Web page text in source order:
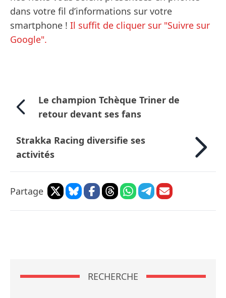
dans votre fil d’informations sur votre
smartphone ! Il suffit de cliquer sur "Suivre sur
Google".
Le champion Tchèque Triner de
retour devant ses fans
Strakka Racing diversifie ses
activités
Partage
RECHERCHE